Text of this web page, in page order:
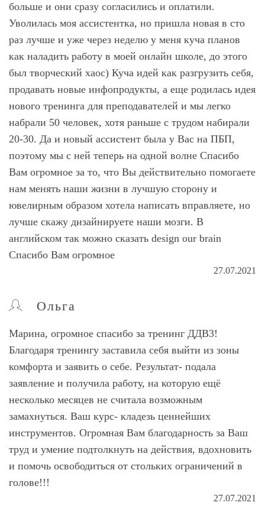
больше и они сразу согласились и оплатили.
Уволилась моя ассистентка, но пришла новая в сто
раз лучше и уже через неделю у меня куча планов
как наладить работу в моей онлайн школе, до этого
был творческий хаос) Куча идей как разгрузить себя,
продавать новые инфопродукты, а еще родилась идея
нового тренинга для преподавателей и мы легко
набрали 50 человек, хотя раньше с трудом набирали
20-30. Да и новый ассистент была у Вас на ПБП,
поэтому мы с ней теперь на одной волне Спасибо
Вам огромное за то, что Вы действительно помогаете
нам менять наши жизни в лучшую сторону и
ювелирным образом хотела написать вправляете, но
лучше скажу дизайнируете наши мозги. В
английском так можно сказать design our brain
Спасибо Вам огромное
27.07.2021
Ольга
Марина, огромное спасибо за тренинг ДДВ3!
Благодаря тренингу заставила себя выйти из зоны
комфорта и заявить о себе. Результат- подала
заявление и получила работу, на которую ещё
несколько месяцев не считала возможным
замахнуться. Ваш курс- кладезь ценнейших
инструментов. Огромная Вам благодарность за Ваш
труд и умение подтолкнуть на действия, вдохновить
и помочь освободиться от стольких ограничений в
голове!!!
27.07.2021